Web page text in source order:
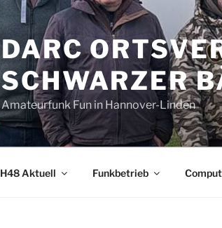
DARC
SCHWARZER
Amateurfunk Fun in Hannover-Linden
H48 Aktuell Funkbetrieb